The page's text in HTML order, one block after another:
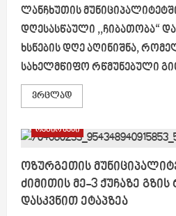
მის
მოსწავლემ
წარმატებით
იასპარეზეს
ლანჩხუთის
დღესასწაული ,,ჩიბათობა“
ხსნების დღე აღინიშნა,
სახელმწიფო რწმუნებული
ვრცლადRead
more
მუნიციპალიტეტში
სახალხო
,,ჩიბათობა“
აღინიშნა
რეგიონები
ოზურგეთის
ძიმითის მე-3 ქუჩაზე
დასკვნით ეტაპზეა